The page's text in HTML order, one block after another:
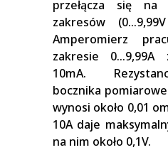
przełącza się
zakresów
Amperomierz
zakresie 0…9,99A
10mA.
bocznika
wynosi około 0,01
10A daje
na nim około 0,1V.